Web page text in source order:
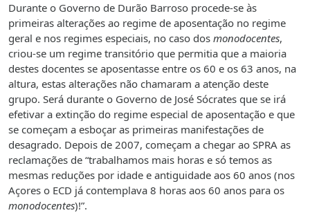
Durante o Governo de Durão Barroso procede-se às
primeiras alterações ao regime de aposentação no regime
geral e nos regimes especiais, no caso dos monodocentes,
criou-se um regime transitório que permitia que a maioria
destes docentes se aposentasse entre os 60 e os 63 anos, na
altura, estas alterações não chamaram a atenção deste
grupo. Será durante o Governo de José Sócrates que se irá
efetivar a extinção do regime especial de aposentação e que
se começam a esboçar as primeiras manifestações de
desagrado. Depois de 2007, começam a chegar ao SPRA as
reclamações de “trabalhamos mais horas e só temos as
mesmas reduções por idade e antiguidade aos 60 anos (nos
Açores o ECD já contemplava 8 horas aos 60 anos para os
monodocentes)!”.